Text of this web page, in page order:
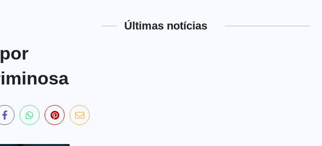
Últimas notícias